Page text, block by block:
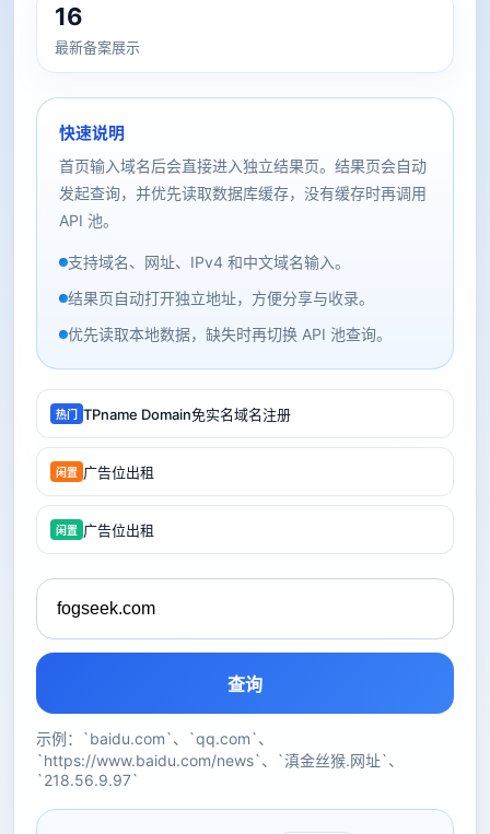
16
最新备案展示
快速说明
首页输入域名后会直接进入独立结果页。结果页会自动
发起查询，并优先读取数据库缓存，没有缓存时再调用
API 池。
支持域名、网址、IPv4 和中文域名输入。
结果页自动打开独立地址，方便分享与收录。
优先读取本地数据，缺失时再切换 API 池查询。
热门 TPname Domain免实名域名注册
闲置 广告位出租
闲置 广告位出租
查询
示例：`baidu.com`、`qq.com`、
`https://www.baidu.com/news`、`滇金丝猴.网址`、
`218.56.9.97`